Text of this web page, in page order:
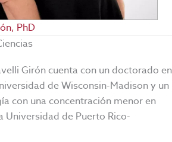
PhD
Girón cuenta con un doctorado en
de Wisconsin-Madison y un
con una concentración menor en
Universidad de Puerto Rico-